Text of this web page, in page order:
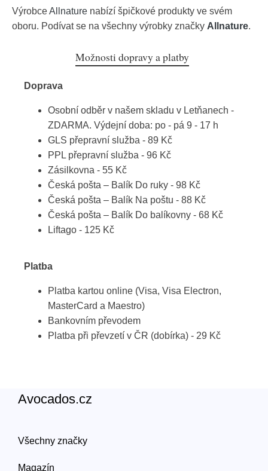
VýrobceAllnature nabízí špičkové produkty ve svém
oboru. Podívat se na všechny výrobky značky Allnature.
Možnosti dopravy a platby
Doprava
Osobní odběr v našem skladu v Letňanech -
ZDARMA. Výdejní doba: po - pá 9 - 17 h
GLS přepravní služba - 89 Kč
PPL přepravní služba - 96 Kč
Zásilkovna - 55 Kč
Česká pošta – Balík Do ruky - 98 Kč
Česká pošta – Balík Na poštu - 88 Kč
Česká pošta – Balík Do balíkovny - 68 Kč
Liftago - 125 Kč
Platba
Platba kartou online (Visa, Visa Electron,
MasterCard a Maestro)
Bankovním převodem
Platba při převzetí v ČR (dobírka) - 29 Kč
Avocados.cz
Všechny značky
Magazín